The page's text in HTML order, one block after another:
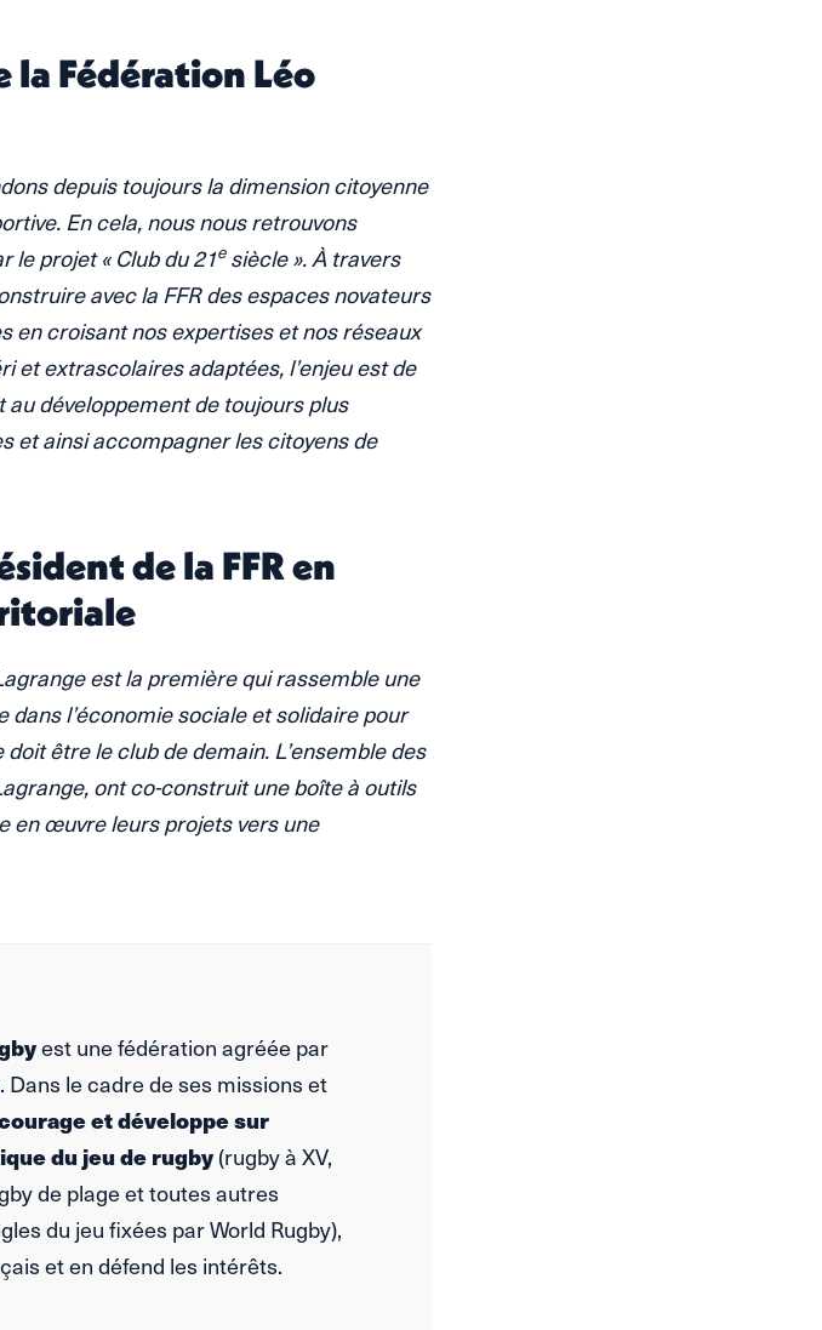
la Fédération Léo
depuis toujours la dimension citoyenne
En cela, nous nous retrouvons
le projet « Club du 21esiècle ». À travers
avec la FFR des espaces novateurs
en croisant nos expertises et nos réseaux
et extrascolaires adaptées, l’enjeu est de
développement de toujours plus
et ainsi accompagner les citoyens de
de la FFR en
est la première qui rassemble une
l’économie sociale et solidaire pour
être le club de demain. L’ensemble des
ont co-construit une boîte à outils
en œuvre leurs projets vers une
est une fédération agréée par
. Dans le cadre de ses missions et
et développe sur
du jeu de rugby(rugby à XV,
de plage et toutes autres
du jeu fixées par World Rugby),
et en défend les intérêts.